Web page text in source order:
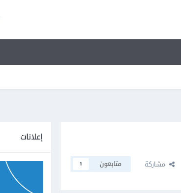
مشاركة متابعون 1
إعلانات